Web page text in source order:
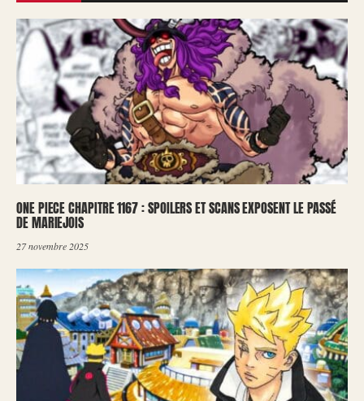
ONE PIECE CHAPITRE 1167 : SPOILERS ET SCANS EXPOSENT LE PASSÉ
DE MARIEJOIS
27 novembre 2025